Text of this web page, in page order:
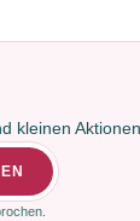
kleinen